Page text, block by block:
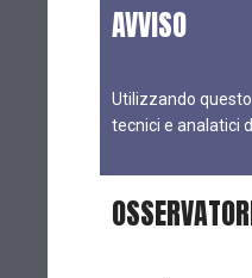
AVVISO
Utilizzando
tecnici e analatici